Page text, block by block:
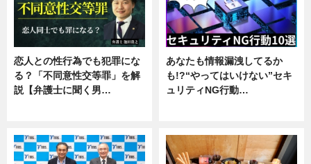
恋人との性行為でも犯罪にな
る？「不同意性交等罪」を解
説【弁護士に聞く男…
あなたも情報漏洩してるか
も!?“やってはいけない”セキ
ュリティNG行動…